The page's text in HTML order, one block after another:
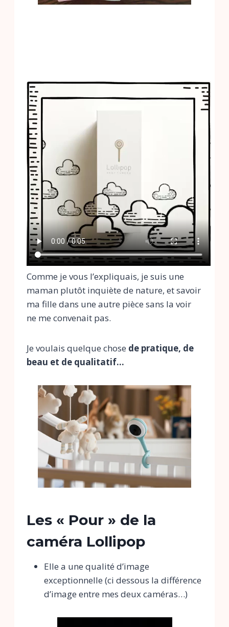
Comme je vous l’expliquais, je suis une
maman plutôt inquiète de nature, et savoir
ma fille dans une autre pièce sans la voir
ne me convenait pas.
Je voulais quelque chose de pratique, de
beau et de qualitatif…
Les « Pour » de la
caméra Lollipop
Elle a une qualité d’image
exceptionnelle (ci dessous la différence
d’image entre mes deux caméras…)